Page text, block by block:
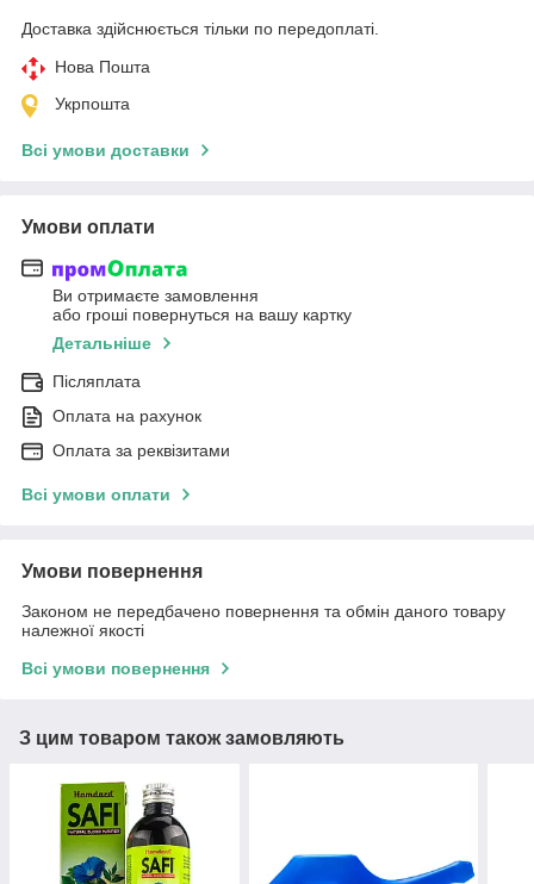
Доставка здійснюється тільки по передоплаті.
Нова Пошта
Укрпошта
Всі умови доставки
Умови оплати
Ви отримаєте замовлення
або гроші повернуться на вашу картку
Детальніше
Післяплата
Оплата на рахунок
Оплата за реквізитами
Всі умови оплати
Умови повернення
Законом не передбачено повернення та обмін даного товару
належної якості
Всі умови повернення
З цим товаром також замовляють